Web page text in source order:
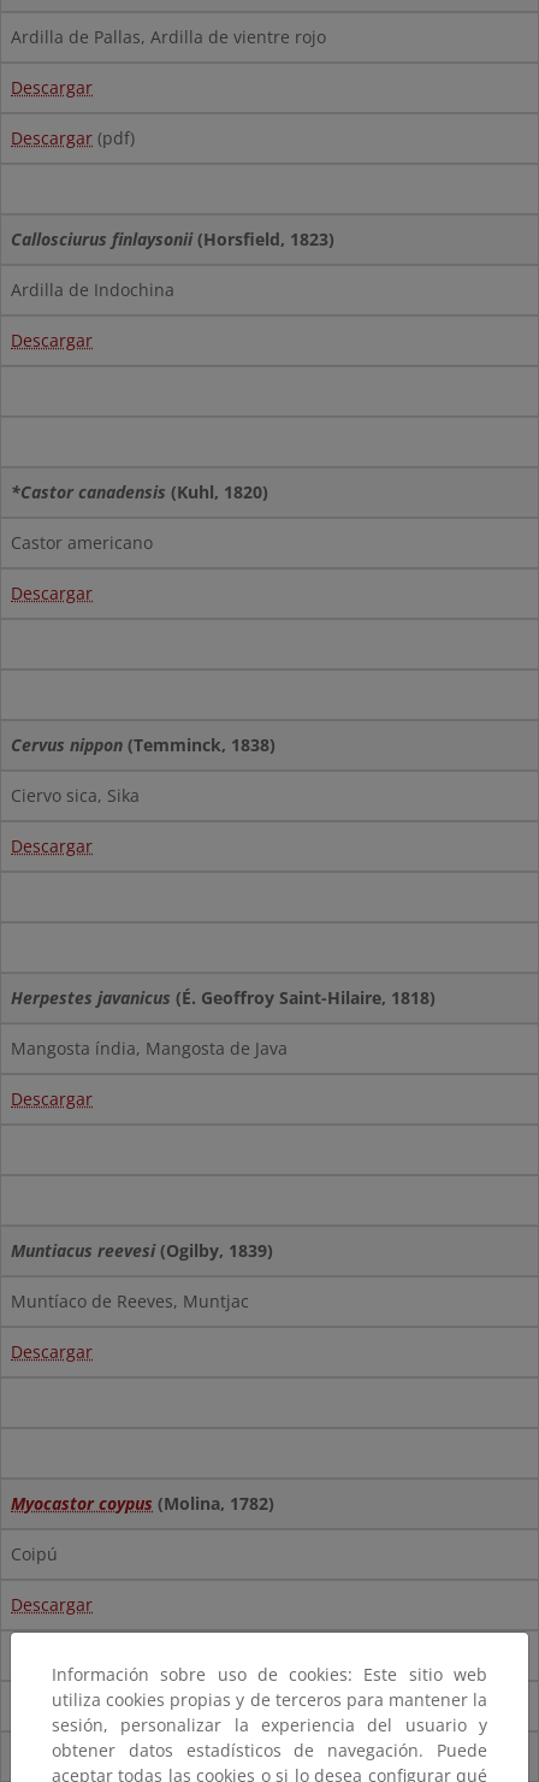
Ardilla de Pallas, Ardilla de vientre rojo
Descargar
Descargar (pdf)
Callosciurus finlaysonii(Horsfield, 1823)
Ardilla de Indochina
Descargar
*Castor canadensis (Kuhl, 1820)
Castor americano
Descargar
Cervus nippon (Temminck, 1838)
Ciervo sica, Sika
Descargar
Herpestes javanicus (É. Geoffroy Saint-Hilaire, 1818)
Mangosta índia, Mangosta de Java
Descargar
Muntiacus reevesi(Ogilby, 1839)
Muntíaco de Reeves, Muntjac
Descargar
Myocastor coypus (Molina, 1782)
Coipú
Descargar
Descargar(shp)
Nasua nasua(Linnaeus, 1766)
Información sobre uso de cookies: Este sitio web
utiliza cookies propias y de terceros para mantener la
sesión, personalizar la experiencia del usuario y
obtener datos estadísticos de navegación. Puede
aceptar todas las cookies o si lo desea configurar qué